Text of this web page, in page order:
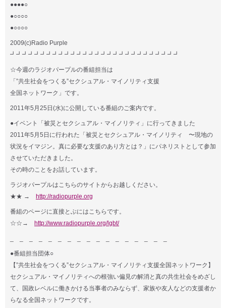
●●●●○
●○○○○
●○○○○
2009(c)Radio Purple
┛┛┛┛┛┛┛┛┛┛┛┛┛┛┛┛┛┛┛┛┛┛┛┛┛┛┛┛
☆今週のラジオパープルの番組担当は
「”共生社会をつくる”セクシュアル・マイノリティ支援
全国ネットワーク」です。
2011年5月25日(水)に公開している番組のご案内です。
●イベント「被災とセクシュアル・マイノリティ」に行ってきました
2011年5月5日に行われた「被災とセクシュアル・マイノリティ 〜現地の
状況をイマジン。真に必要な支援のあり方とは？」にパネリストとして参加
させていただきました。
その時のことをお話しています。
ラジオパープルはこちらのサイトからお越しください。
★★ →
http://radiopurple.org
番組のページに直接とぶにはこちらです。
☆☆→
http://www.radiopurple.org/lgbt/
●番組担当団体○
【”共生社会をつくる”セクシュアル・マイノリティ支援全国ネットワーク】
セクシュアル・マイノリティへの根強い偏見の解消と真の共生社会をめざし
て、国政レベルに働きかける当事者のみならず、家族や友人などの支援者か
らなる全国ネットワークです。